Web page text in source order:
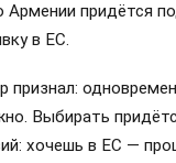
Армении придётся
в ЕС.
признал:
Выбирать
хочешь в ЕС —